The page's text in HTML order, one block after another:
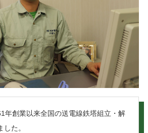
年創業以来全国の送電線鉄塔組立・解
た。